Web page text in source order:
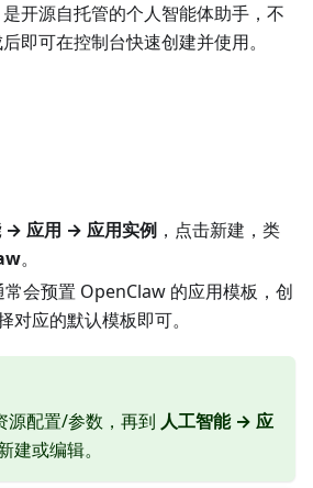
是开源自托管的个人智能体助手，不
即可在控制台快速创建并使用。
→ 应用 → 应用实例 ，点击新建，类
。
常会预置 OpenClaw 的应用模板，创
对应的默认模板即可。
源配置/参数，再到 人工智能 → 应
建或编辑。